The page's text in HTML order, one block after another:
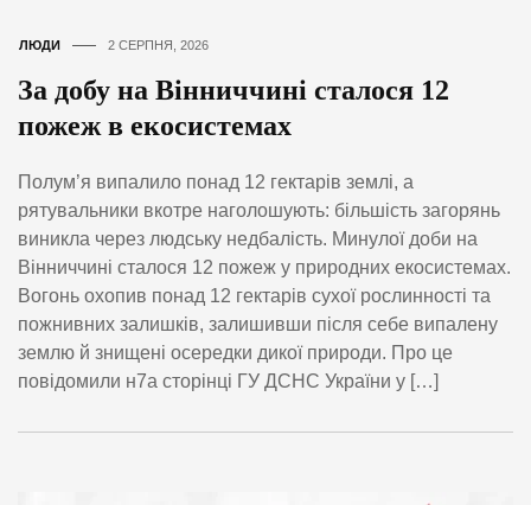
ЛЮДИ 2 СЕРПНЯ, 2026
За добу на Вінниччині сталося 12
пожеж в екосистемах
Полум’я випалило понад 12 гектарів землі, а
рятувальники вкотре наголошують: більшість загорянь
виникла через людську недбалість. Минулої доби на
Вінниччині сталося 12 пожеж у природних екосистемах.
Вогонь охопив понад 12 гектарів сухої рослинності та
пожнивних залишків, залишивши після себе випалену
землю й знищені осередки дикої природи. Про це
повідомили н7а сторінці ГУ ДСНС України у […]